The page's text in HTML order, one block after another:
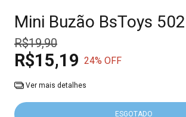
Mini Buzão BsToys 502
R$19,90
R$15,19 24% OFF
Ver mais detalhes